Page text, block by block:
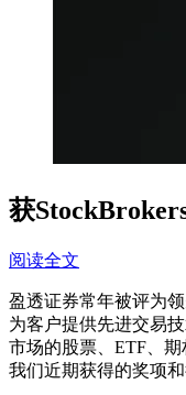
获
阅读全文
盈透证券常年被评为
为客户提供先进交易
市场的股票、ETF、
我们近期获得的奖项和